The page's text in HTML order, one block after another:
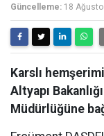
Güncelleme: 18
Karslı
Altyapı
Müdürlüğüne